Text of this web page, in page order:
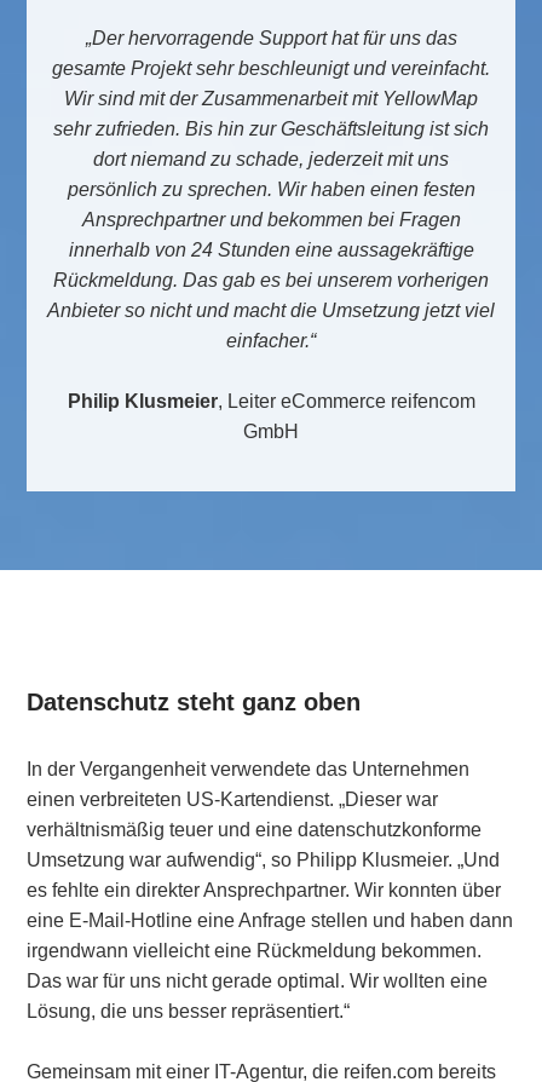
„Der hervorragende Support hat für uns das
gesamte Projekt sehr beschleunigt und vereinfacht.
Wir sind mit der Zusammenarbeit mit YellowMap
sehr zufrieden. Bis hin zur Geschäftsleitung ist sich
dort niemand zu schade, jederzeit mit uns
persönlich zu sprechen. Wir haben einen festen
Ansprechpartner und bekommen bei Fragen
innerhalb von 24 Stunden eine aussagekräftige
Rückmeldung. Das gab es bei unserem vorherigen
Anbieter so nicht und macht die Umsetzung jetzt viel
einfacher.“
Philip Klusmeier, Leiter eCommerce reifencom
GmbH
Datenschutz steht ganz oben
In der Vergangenheit verwendete das Unternehmen
einen verbreiteten US-Kartendienst. „Dieser war
verhältnismäßig teuer und eine datenschutzkonforme
Umsetzung war aufwendig“, so Philipp Klusmeier. „Und
es fehlte ein direkter Ansprechpartner. Wir konnten über
eine E-Mail-Hotline eine Anfrage stellen und haben dann
irgendwann vielleicht eine Rückmeldung bekommen.
Das war für uns nicht gerade optimal. Wir wollten eine
Lösung, die uns besser repräsentiert.“
Gemeinsam mit einer IT-Agentur, die reifen.com bereits